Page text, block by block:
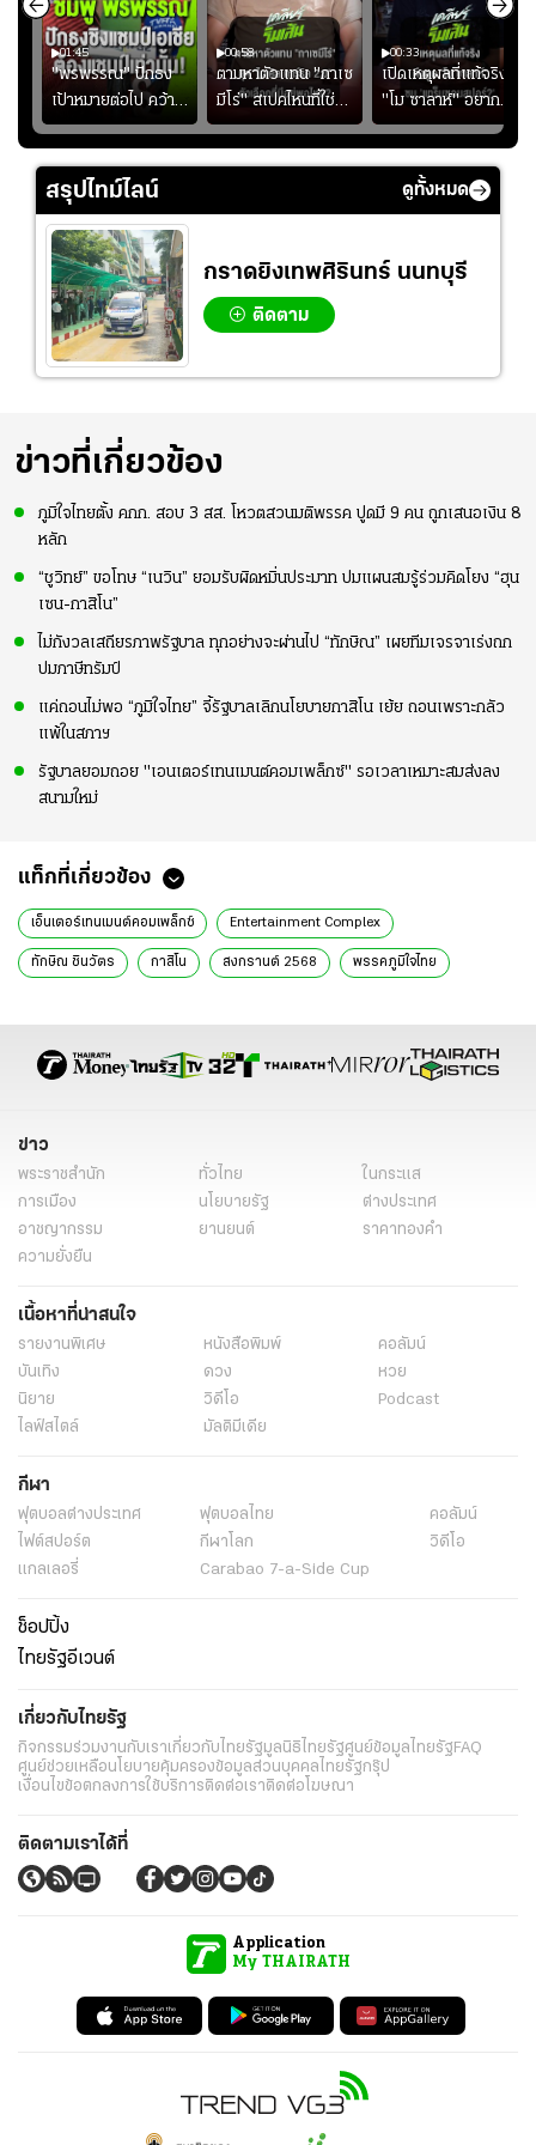
01:45
"พรพรรณ" ปักธง
เป้าหมายต่อไป คว้า
แชมป์ชิงแชมป์
เอเชีย เพื่อตั๋ว
โอลิมปิก
00:58
ตามหาตัวแทน "กาเซ
มีโร่" สเปคไหนที่ใช่
สำหรับแมนยูยุค
"คาร์ริค 2.0"?
00:33
เปิดเหตุผลที่แท้จริงที่
"โม ซาลาห์" อยาก
ย้ายซบ "แทร็บซอนส
ปอร์"
สรุปไทม์ไลน์ ดูทั้งหมด
กราดยิงเทพศิรินทร์ นนทบุรี
ติดตาม
ข่าวที่เกี่ยวข้อง
ภูมิใจไทยตั้ง คกก. สอบ 3 สส. โหวตสวนมติพรรค ปูดมี 9 คน ถูกเสนอเงิน 8
หลัก
“ชูวิทย์” ขอโทษ “เนวิน” ยอมรับผิดหมิ่นประมาท ปมแผนสมรู้ร่วมคิดโยง “ฮุน
เซน-กาสิโน”
ไม่กังวลเสถียรภาพรัฐบาล ทุกอย่างจะผ่านไป “ทักษิณ” เผยทีมเจรจาเร่งถก
ปมภาษีทรัมป์
แค่ถอนไม่พอ “ภูมิใจไทย” จี้รัฐบาลเลิกนโยบายกาสิโน เย้ย ถอนเพราะกลัว
แพ้ในสภาฯ
รัฐบาลยอมถอย "เอนเตอร์เทนเมนต์คอมเพล็กซ์" รอเวลาเหมาะสมส่งลง
สนามใหม่
แท็กที่เกี่ยวข้อง
เอ็นเตอร์เทนเมนต์คอมเพล็กซ์​ Entertainment Complex
ทักษิณ ชินวัตร กาสิโน สงกรานต์ 2568 พรรคภูมิใจไทย
สงกรานต์เชียงใหม่ 2568 Entertainment Complex ข่าว
ข่าว
พระราชสำนัก ทั่วไทย
ในกระแส
การเมือง
นโยบายรัฐ
ต่างประเทศ
อาชญากรรม
ยานยนต์
ราคาทองคำ
ความยั่งยืน
เนื้อหาที่น่าสนใจ
รายงานพิเศษ หนังสือพิมพ์
คอลัมน์
บันเทิง
ดวง
หวย
นิยาย
วิดีโอ
Podcast
ไลฟ์สไตล์
มัลติมีเดีย
กีฬา
ฟุตบอลต่่างประเทศ ฟุตบอลไทย
คอลัมน์
ไฟต์สปอร์ต
กีฬาโลก
วิดีโอ
แกลเลอรี่
Carabao 7-a-Side Cup
ช็อปปิ้ง
ไทยรัฐอีเวนต์
เกี่ยวกับไทยรัฐ
กิจกรรมร่วมงานกับเราเกี่ยวกับไทยรัฐมูลนิธิไทยรัฐศูนย์ข้อมูลไทยรัฐ FAQ
ศูนย์ช่วยเหลือนโยบายคุ้มครองข้อมูลส่วนบุคคลไทยรัฐกรุ๊ป
เงื่อนไขข้อตกลงการใช้บริการติดต่อเราติดต่อโฆษณา
ติดตามเราได้ที่
Application
My THAIRATH